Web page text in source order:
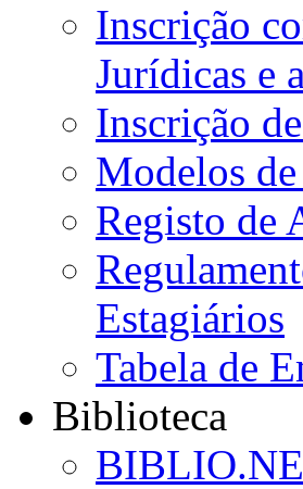
Inscrição
Jurídicas e
Inscrição
Modelos
Registo de
Estagiários
Tabela de
Biblioteca